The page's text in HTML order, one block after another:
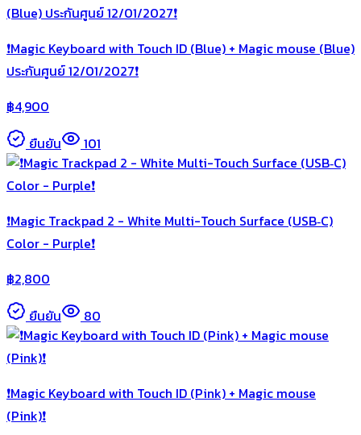
❗️Magic Keyboard with Touch ID (Blue) + Magic mouse (Blue)
ประกันศูนย์ 12/01/2027❗️
฿4,900
ยืนยัน
101
❗️Magic Trackpad 2 - White Multi-Touch Surface (USB‑C)
Color - Purple❗️
฿2,800
ยืนยัน
80
❗️Magic Keyboard with Touch ID (Pink) + Magic mouse
(Pink)❗️